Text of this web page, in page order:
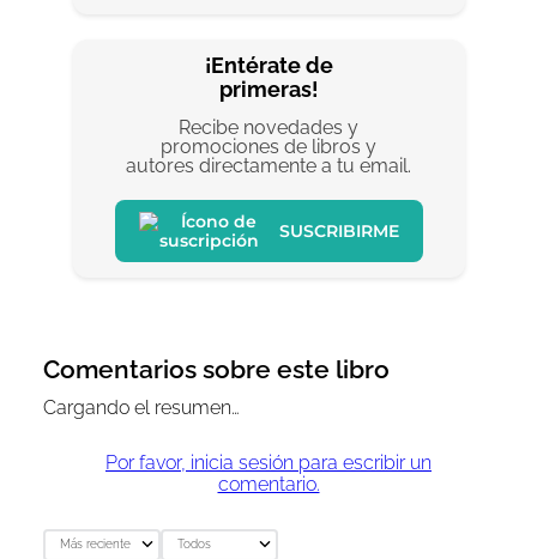
¡Entérate de
primeras!
Recibe novedades y
promociones de libros y
autores directamente a tu email.
SUSCRIBIRME
Comentarios sobre este libro
Cargando el resumen…
Por favor, inicia sesión para escribir un
comentario.
Más reciente Todos